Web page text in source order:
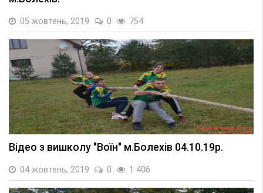
05 жовтень, 2019 0 754
Відео з вишколу "Воїн" м.Болехів 04.10.19р.
04 жовтень, 2019 0 1 406